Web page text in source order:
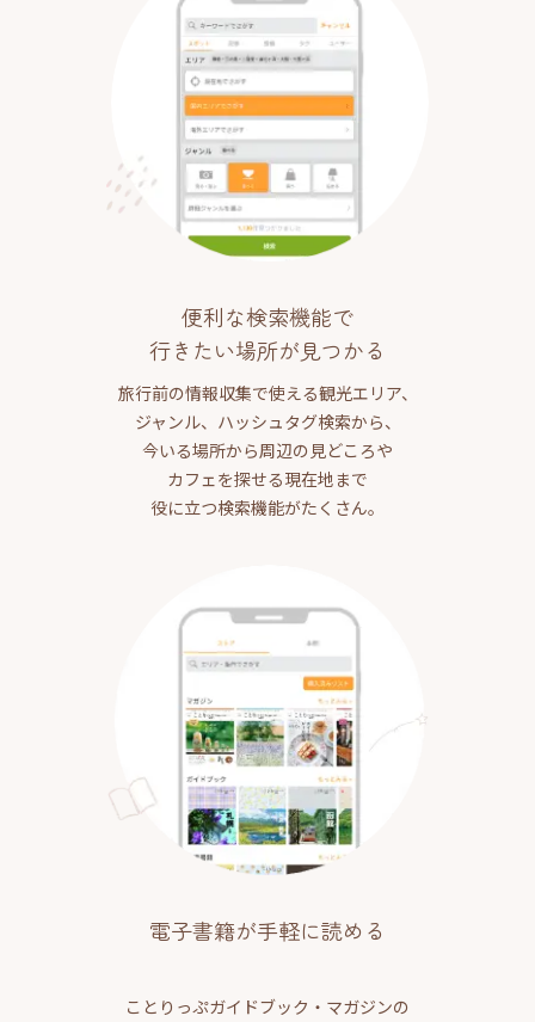
便利な検索機能で
行きたい場所が見つかる
旅行前の情報収集で使える観光エリア、
ジャンル、ハッシュタグ検索から、
今いる場所から周辺の見どころや
カフェを探せる現在地まで
役に立つ検索機能がたくさん。
電子書籍が手軽に読める
ことりっぷガイドブック・マガジンの